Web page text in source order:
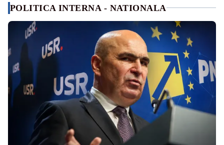
POLITICA INTERNA - NATIONALA